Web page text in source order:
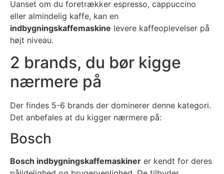
Uanset om du foretrækker espresso, cappuccino
eller almindelig kaffe, kan en
indbygningskaffemaskine levere kaffeoplevelser på
højt niveau.
2 brands, du bør kigge
nærmere på
Der findes 5-6 brands der dominerer denne kategori.
Det anbefales at du kigger nærmere på:
Bosch
Bosch indbygningskaffemaskiner er kendt for deres